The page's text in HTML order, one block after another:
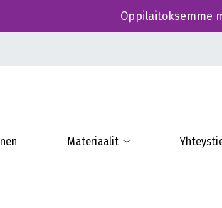
Oppilaitoksemme
Materiaalit